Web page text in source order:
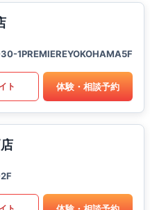
1PREMIEREYOKOHAMA5F
ト 体験・相談予約